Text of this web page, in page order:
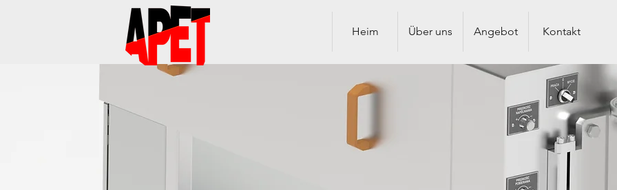
Heim Über uns Angebot Kontakt